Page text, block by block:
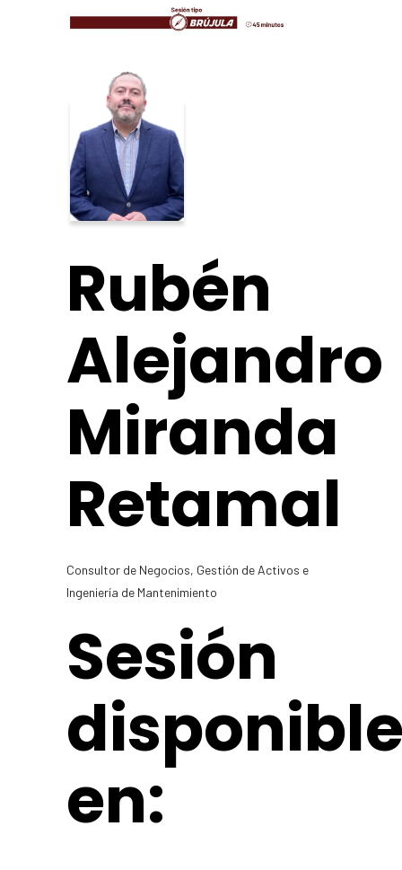
Rubén
Alejandro
Miranda
Retamal
Consultor de Negocios, Gestión de Activos e
Ingeniería de Mantenimiento
Sesión
en: